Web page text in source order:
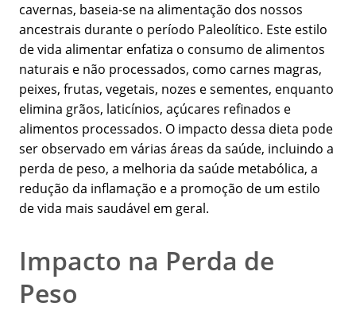
cavernas, baseia-se na alimentação dos nossos
ancestrais durante o período Paleolítico. Este estilo
de vida alimentar enfatiza o consumo de alimentos
naturais e não processados, como carnes magras,
peixes, frutas, vegetais, nozes e sementes, enquanto
elimina grãos, laticínios, açúcares refinados e
alimentos processados. O impacto dessa dieta pode
ser observado em várias áreas da saúde, incluindo a
perda de peso, a melhoria da saúde metabólica, a
redução da inflamação e a promoção de um estilo
de vida mais saudável em geral.
Impacto na Perda de
Peso